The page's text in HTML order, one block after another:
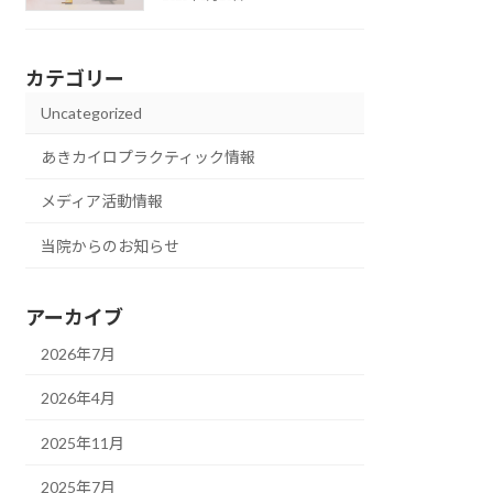
カテゴリー
Uncategorized
あきカイロプラクティック情報
メディア活動情報
当院からのお知らせ
アーカイブ
2026年7月
2026年4月
2025年11月
2025年7月